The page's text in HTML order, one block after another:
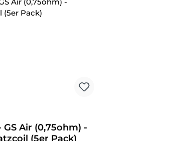
GS Air (0,75ohm) -
(5er Pack)